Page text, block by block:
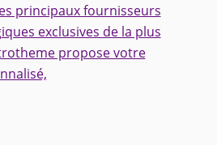
principaux fournisseurs
exclusives de la plus
propose votre